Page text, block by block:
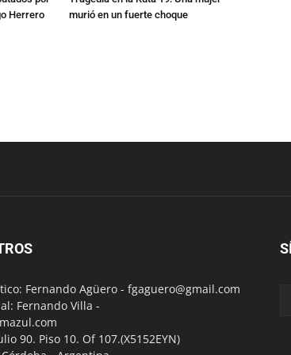
Herrero
murió en un fuerte choque
Fernando Agüero - fgaguero@gmail.com
Fernando Villa -
90. Piso 10. Of 107.(X5152EYN)